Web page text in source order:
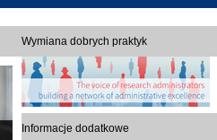
Wymiana dobrych praktyk
Informacje dodatkowe